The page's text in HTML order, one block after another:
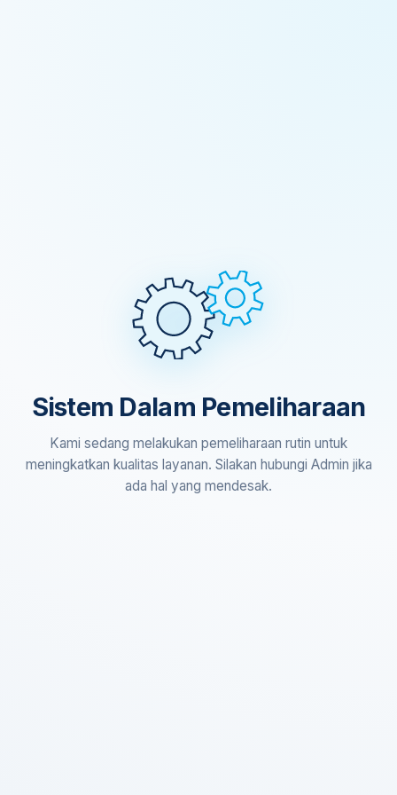
Sistem Dalam Pemeliharaan
Kami sedang melakukan pemeliharaan rutin untuk
meningkatkan kualitas layanan. Silakan hubungi Admin jika
ada hal yang mendesak.